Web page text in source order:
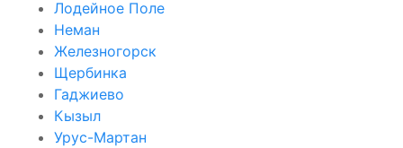
Лодейное Поле
Неман
Железногорск
Щербинка
Гаджиево
Кызыл
Урус-Мартан